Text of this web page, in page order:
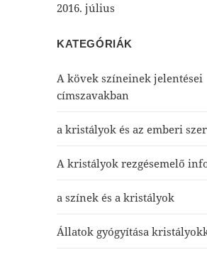
2016. július
KATEGÓRIÁK
A kövek színeinek jelentései
címszavakban
a kristályok és az emberi
A kristályok rezgésemelő
a színek és a kristályok
Állatok gyógyítása